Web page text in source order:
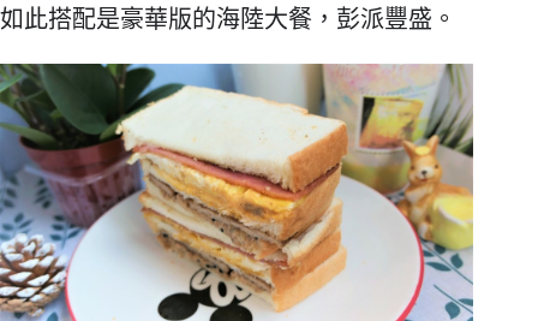
如此搭配是豪華版的海陸大餐，彭派豐盛。